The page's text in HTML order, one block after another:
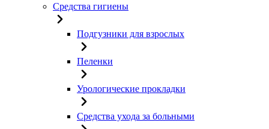
Средства гигиены
Подгузники для взрослых
Пеленки
Урологические прокладки
Средства ухода за больными